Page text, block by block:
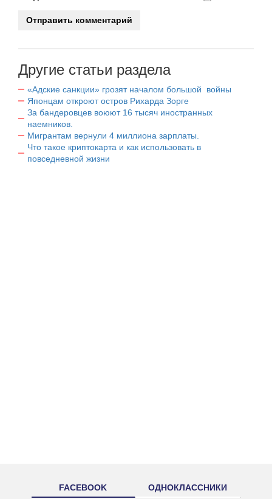
Другие статьи раздела
«Адские санкции» грозят началом большой войны
Японцам откроют остров Рихарда Зорге
За бандеровцев воюют 16 тысяч иностранных
наемников.
Мигрантам вернули 4 миллиона зарплаты.
Что такое криптокарта и как использовать в
повседневной жизни
FACEBOOK ОДНОКЛАССНИКИ